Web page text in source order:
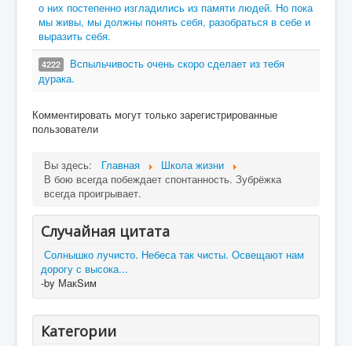
о них постепенно изгладились из памяти людей. Но пока
мы живы, мы должны понять себя, разобраться в себе и
выразить себя.
4222
Вспыльчивость очень скоро сделает из тебя
дурака.
Комментировать могут только зарегистрированные
пользователи
Вы здесь: Главная
Школа жизни
В бою всегда побеждает спонтанность. Зубрёжка
всегда проигрывает.
Случайная цитата
Солнышко лучисто. Небеса так чисты. Освещают нам
дорогу с высока...
-by МакSим
Категории